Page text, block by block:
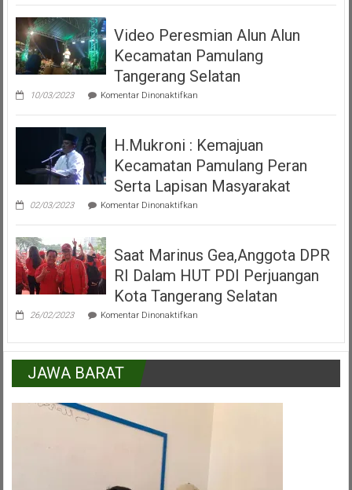
Moyo
Maena
Acara
Misa
Inkulturasi
IKKSU
Pamulang
Video Peresmian Alun Alun
Kecamatan Pamulang
Tangerang Selatan
10/03/2023 Komentar Dinonaktifkan
Peresmian
Alun
Kecamatan
Pamulang
Tangerang
Selatan
H.Mukroni : Kemajuan
Kecamatan Pamulang Peran
Serta Lapisan Masyarakat
02/03/2023 Komentar Dinonaktifkan
:
Kecamatan
Pamulang
Peran
Lapisan
Masyarakat
Saat Marinus Gea,Anggota DPR
RI Dalam HUT PDI Perjuangan
Kota Tangerang Selatan
26/02/2023 Komentar Dinonaktifkan
DPR
Dalam
JAWA BARAT